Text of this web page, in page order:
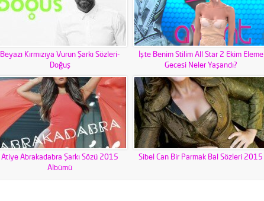
Beyazı Kırmızıya Vurun Şarkı Sözleri-
Doğuş
İşte Benim Stilim All Star 2 Ekim Eleme
Gecesi Neler Yaşandı?
Atiye Abrakadabra Şarkı Sözü 2015
Albümü
Sibel Can Bir Parmak Bal Sözleri 2015